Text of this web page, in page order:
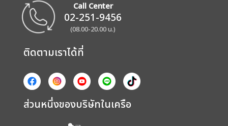
Call Center
02-251-9456
(08.00-20.00 น.)
ติดตามเราได้ที่
ส่วนหนึ่งของบริษัทในเครือ